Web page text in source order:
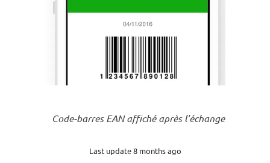
Code-barres EAN affiché après l'échange
Last update 8 months ago